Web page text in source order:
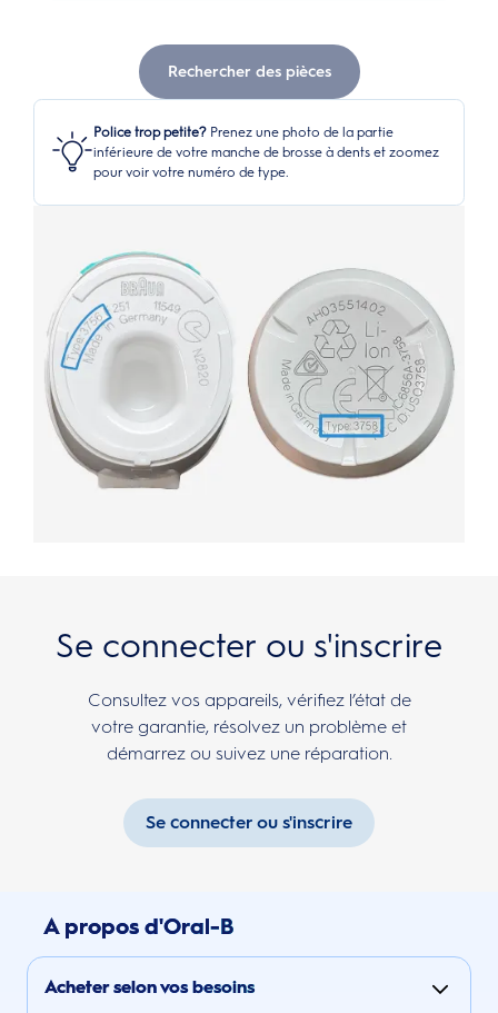
Rechercher des pièces
Police trop petite? Prenez une photo de la partie
inférieure de votre manche de brosse à dents et zoomez
pour voir votre numéro de type.
Se connecter ou s'inscrire
Consultez vos appareils, vérifiez l’état de
votre garantie, résolvez un problème et
démarrez ou suivez une réparation.
Se connecter ou s'inscrire
A propos d'Oral-B
Acheter selon vos besoins